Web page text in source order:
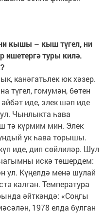
кышы – кыш түгел, ни
ишетергә туры килә.
канәгатьлек юк хәзер.
түгел, гомумән, бөтен
иде, элек шәп иде
Чынлыкта һава
тә күрмим мин. Элек
ук һава торышы.
иде, дип сөйлиләр. Шул
искә төшердем:
ул. Күңелдә менә шулай
калган. Температура
әйткәндә: «Соңгы
1978 елда булган